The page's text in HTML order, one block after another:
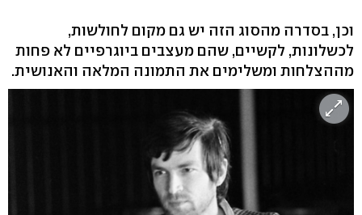
וכן, בסדרה מהסוג הזה יש גם מקום לחולשות,
לכשלונות, לקשיים, שהם מעצבים ביוגרפיים לא פחות
מההצלחות ומשלימים את התמונה המלאה והאנושית.